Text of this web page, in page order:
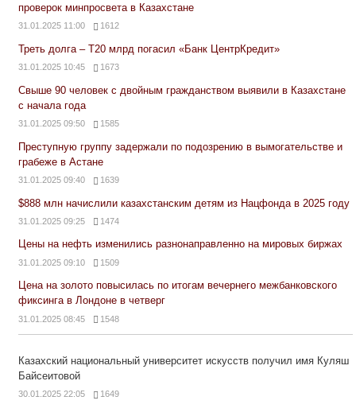
проверок минпросвета в Казахстане
31.01.2025 11:00 1612
Треть долга – Т20 млрд погасил «Банк ЦентрКредит»
31.01.2025 10:45 1673
Свыше 90 человек с двойным гражданством выявили в Казахстане
с начала года
31.01.2025 09:50 1585
Преступную группу задержали по подозрению в вымогательстве и
грабеже в Астане
31.01.2025 09:40 1639
$888 млн начислили казахстанским детям из Нацфонда в 2025 году
31.01.2025 09:25 1474
Цены на нефть изменились разнонаправленно на мировых биржах
31.01.2025 09:10 1509
Цена на золото повысилась по итогам вечернего межбанковского
фиксинга в Лондоне в четверг
31.01.2025 08:45 1548
Казахский национальный университет искусств получил имя Куляш
Байсеитовой
30.01.2025 22:05 1649